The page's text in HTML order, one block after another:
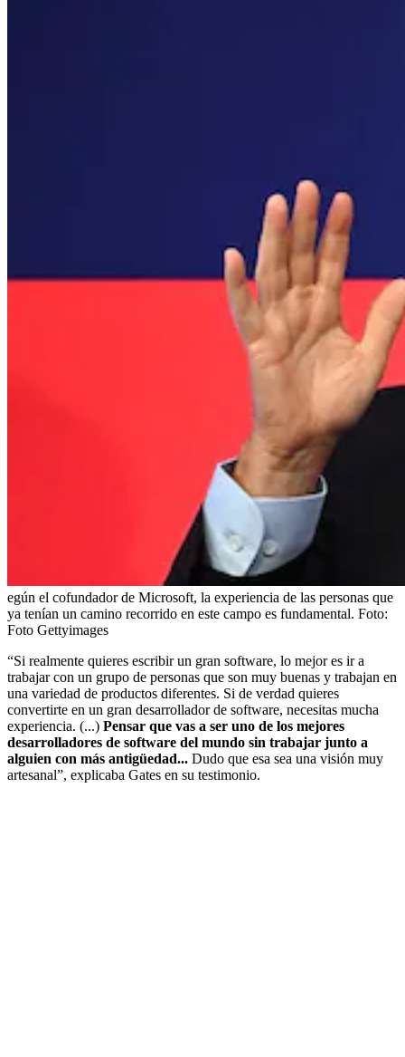
egún el cofundador de Microsoft, la experiencia de las personas que
ya tenían un camino recorrido en este campo es fundamental. Foto:
Foto Gettyimages
“Si realmente quieres escribir un gran software, lo mejor es ir a
trabajar con un grupo de personas que son muy buenas y trabajan en
una variedad de productos diferentes. Si de verdad quieres
convertirte en un gran desarrollador de software, necesitas mucha
experiencia. (...) Pensar que vas a ser uno de los mejores
desarrolladores de software del mundo sin trabajar junto a
alguien con más antigüedad... Dudo que esa sea una visión muy
artesanal”, explicaba Gates en su testimonio.